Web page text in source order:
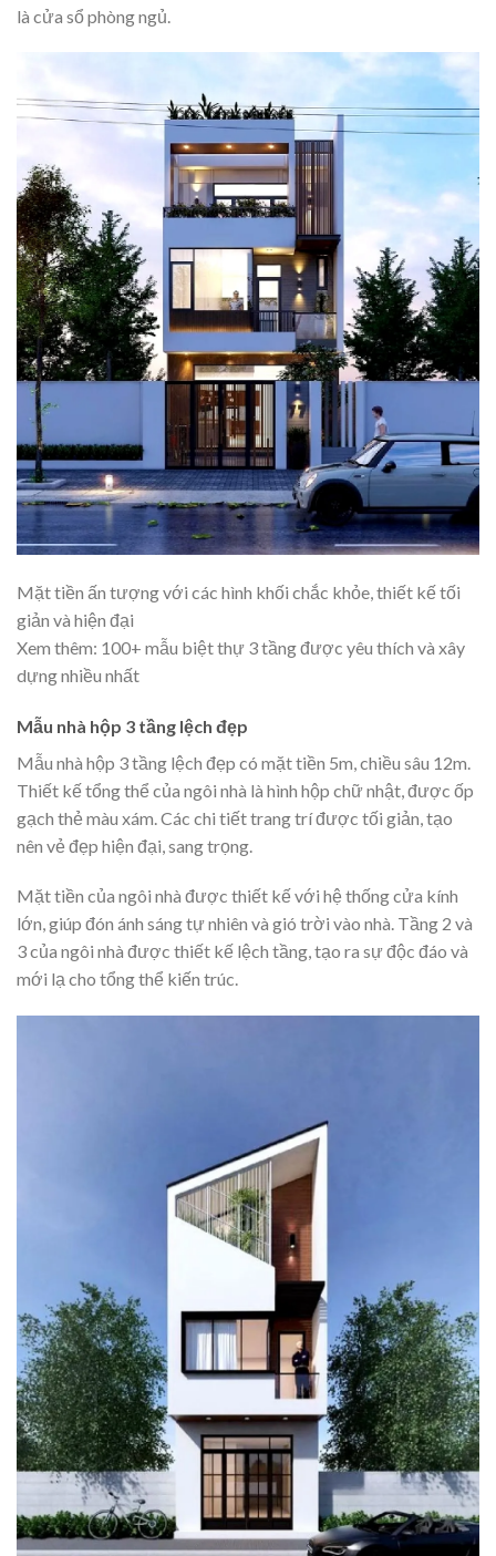
là cửa sổ phòng ngủ.
Mặt tiền ấn tượng với các hình khối chắc khỏe, thiết kế tối
giản và hiện đại
Xem thêm: 100+ mẫu biệt thự 3 tầngđược yêu thích và xây
dựng nhiều nhất
Mẫu nhà hộp 3 tầng lệch đẹp
Mẫu nhà hộp 3 tầng lệch đẹp có mặt tiền 5m, chiều sâu 12m.
Thiết kế tổng thể của ngôi nhà là hình hộp chữ nhật, được ốp
gạch thẻ màu xám. Các chi tiết trang trí được tối giản, tạo
nên vẻ đẹp hiện đại, sang trọng.
Mặt tiền của ngôi nhà được thiết kế với hệ thống cửa kính
lớn, giúp đón ánh sáng tự nhiên và gió trời vào nhà. Tầng 2 và
3 của ngôi nhà được thiết kế lệch tầng, tạo ra sự độc đáo và
mới lạ cho tổng thể kiến trúc.